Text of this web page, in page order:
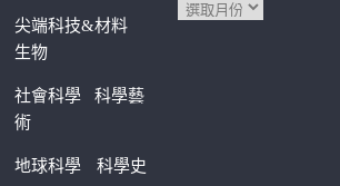
尖端科技&材料
生物
社會科學科學藝
術
地球科學 科學史